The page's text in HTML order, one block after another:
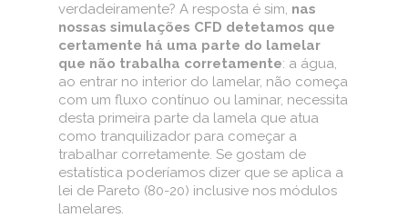
verdadeiramente? A resposta é sim, nas
nossas simulações CFD detetamos que
certamente há uma parte do lamelar
que não trabalha corretamente: a água,
ao entrar no interior do lamelar, não começa
com um fluxo contínuo ou laminar, necessita
desta primeira parte da lamela que atua
como tranquilizador para começar a
trabalhar corretamente. Se gostam de
estatística poderíamos dizer que se aplica a
lei de Pareto (80-20) inclusive nos módulos
lamelares.